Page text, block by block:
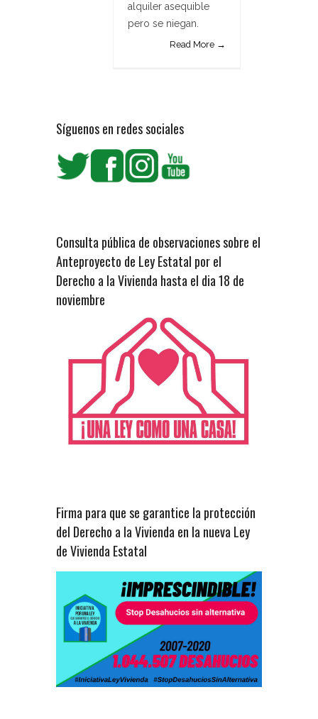
alquiler asequible
pero se niegan.
Read More →
Síguenos en redes sociales
Consulta pública de observaciones sobre el
Anteproyecto de Ley Estatal por el
Derecho a la Vivienda hasta el dia 18 de
noviembre
Firma para que se garantice la protección
del Derecho a la Vivienda en la nueva Ley
de Vivienda Estatal